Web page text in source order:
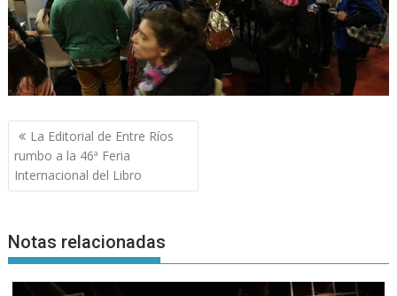
Navegación
de
entradas
La Editorial de Entre Ríos
rumbo a la 46ª Feria
Internacional del Libro
Notas relacionadas